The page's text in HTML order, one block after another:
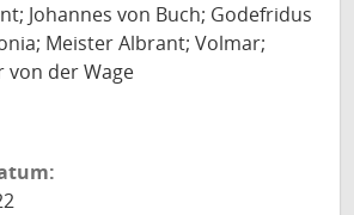
Johannes von Buch; Godefridus
Meister Albrant; Volmar;
von der Wage